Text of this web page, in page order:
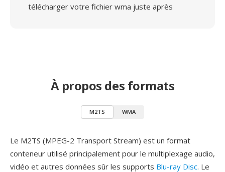
télécharger votre fichier wma juste après
À propos des formats
M2TS WMA
Le M2TS (MPEG-2 Transport Stream) est un format
conteneur utilisé principalement pour le multiplexage audio,
vidéo et autres données sûr les supports Blu-ray Disc. Le